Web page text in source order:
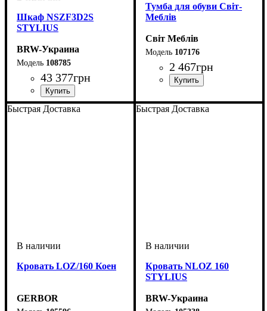
Шкаф NSZF3D2S
STYLIUS
BRW-Украина
108785
43 377грн
Тумба для обуви Світ-
Меблів
Світ Меблів
107176
2 467грн
Быстрая Доставка
Кровать LOZ/160 Коен
GERBOR
Быстрая Доставка
Кровать NLOZ 160
STYLIUS
BRW-Украина